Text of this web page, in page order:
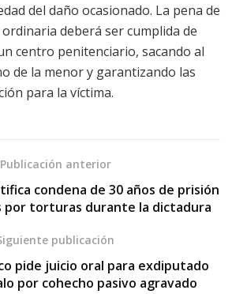
del daño ocasionado. La pena de
deberá ser cumplida de
centro penitenciario, sacando al
de la menor y garantizando las
para la víctima.
Publicación anterior
condena de 30 años de prisión
por torturas durante la dictadura
publicación
pide juicio oral para exdiputado
por cohecho pasivo agravado